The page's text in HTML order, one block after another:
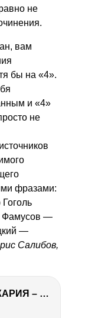
не
вам
бы на «4».
и «4»
не
фразами:
Фамусов —
—
Салибов,
КАБАРДИНО-БАЛКАРИЯ – ПУТЕШЕСТВИЕ НА КАВКАЗ часть 3